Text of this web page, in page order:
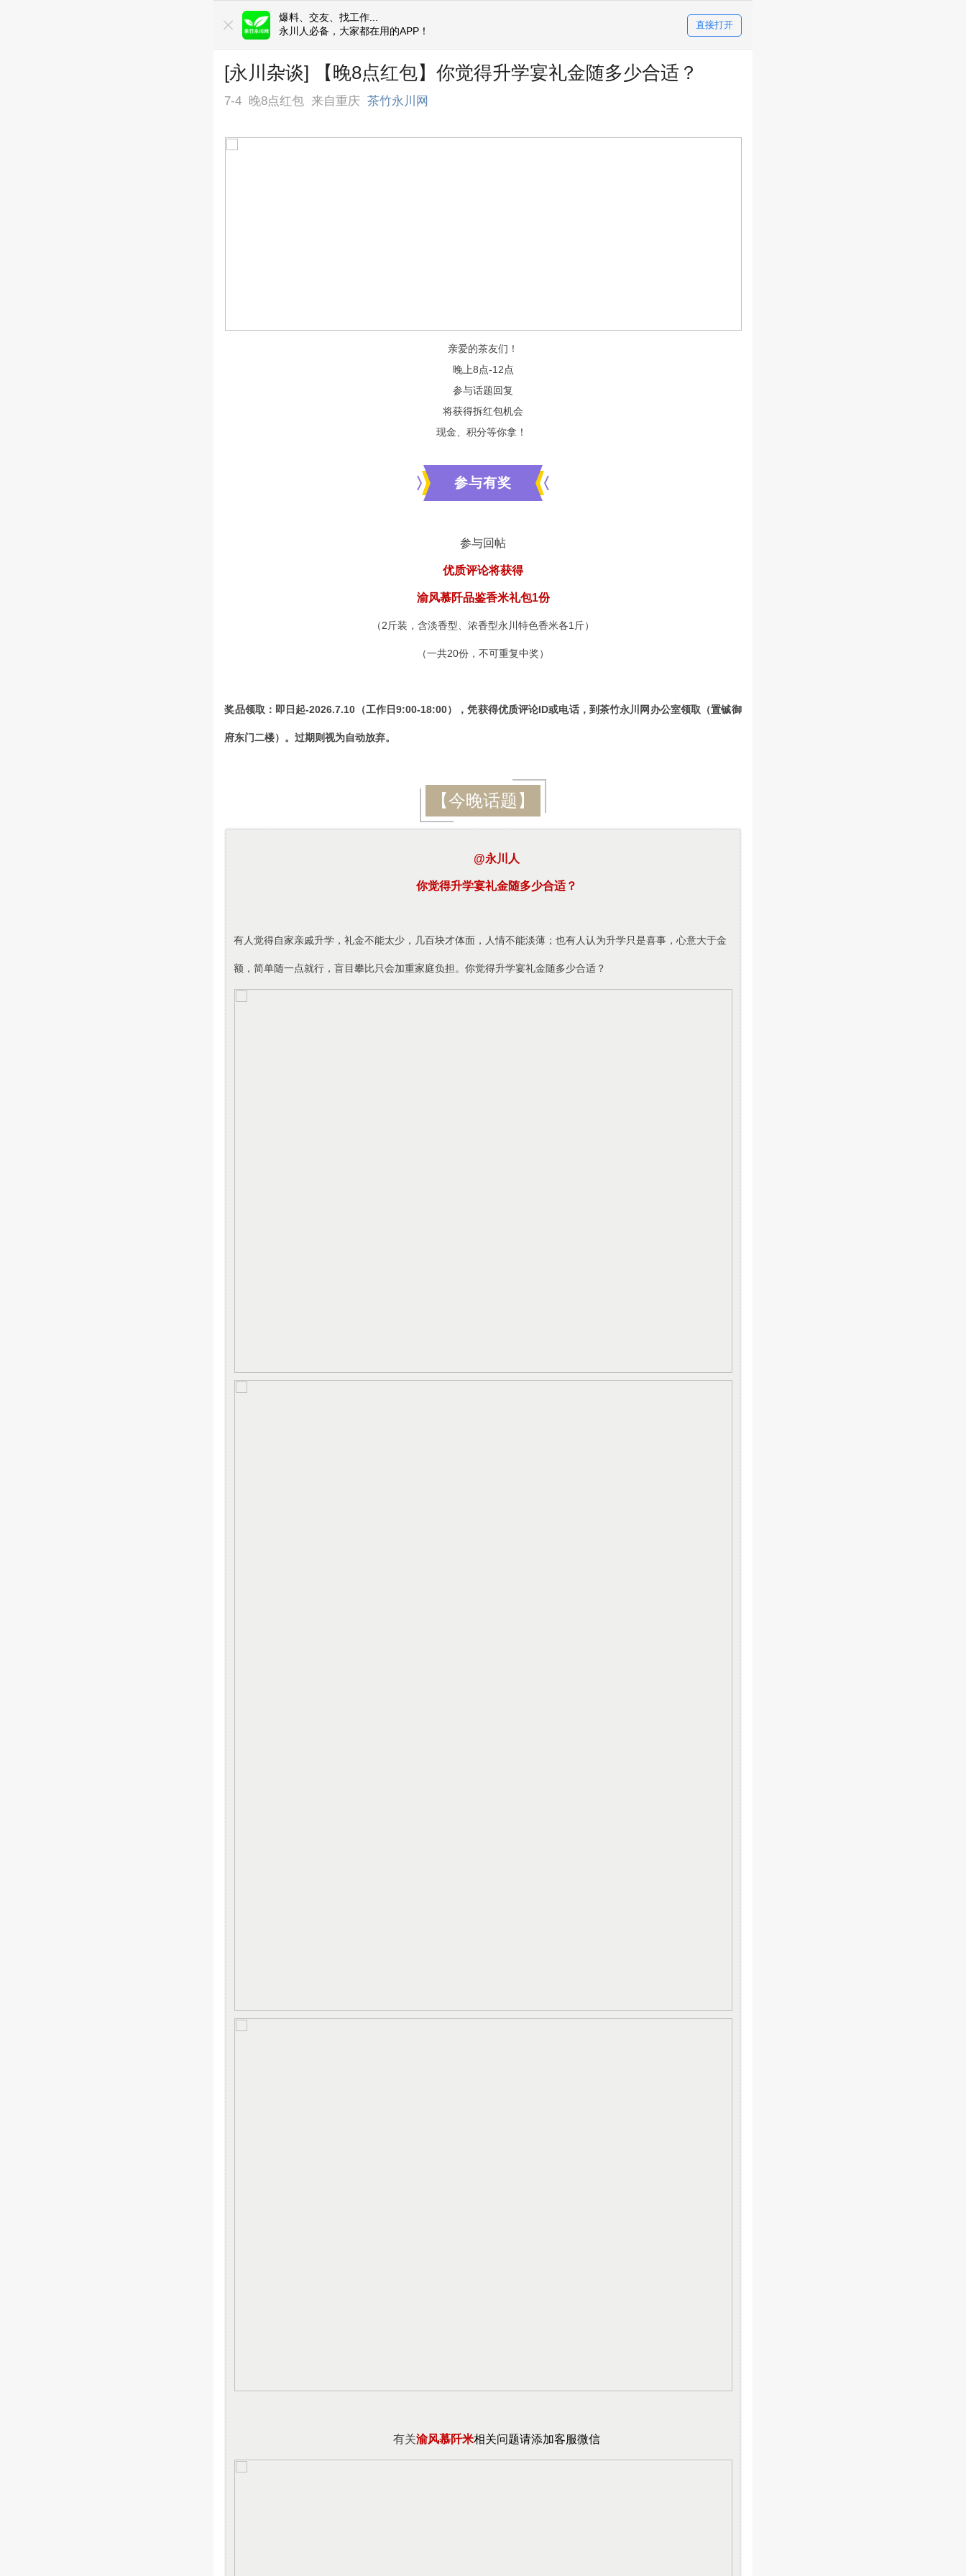
爆料、交友、找工作...
永川人必备，大家都在用的APP！
直接打开
[永川杂谈] 【晚8点红包】你觉得升学宴礼金随多少合适？
7-4 晚8点红包 来自重庆 茶竹永川网
亲爱的茶友们！
晚上8点-12点
参与话题回复
将获得拆红包机会
现金、积分等你拿！
参与有奖
参与回帖
优质评论将获得
渝风慕阡品鉴香米礼包1份
（2斤装， 含淡香型、浓香型永川特色香米各1斤）
（一共20份，不可重复中奖）
奖品领取：即日起-2026.7.10（工作日9:00-18:00），凭获得优质评论ID或电话，到茶竹永川网办公室领取（置铖御
府东门二楼）。过期则视为自动放弃。
【今晚话题】
@永川人
你觉得升学宴礼金随多少合适？
有人觉得自家亲戚升学，礼金不能太少，几百块才体面，人情不能淡薄；也有人认为升学只是喜事，心意大于金
额，简单随一点就行，盲目攀比只会加重家庭负担。你觉得升学宴礼金随多少合适？
有关渝风慕阡米相关问题请添加客服微信